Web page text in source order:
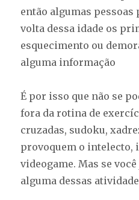
então algumas
volta dessa idade os
esquecimento ou
alguma informação
É por isso que não se
fora da rotina de
cruzadas, sudoku,
provoquem o intelecto,
videogame. Mas se
alguma dessas